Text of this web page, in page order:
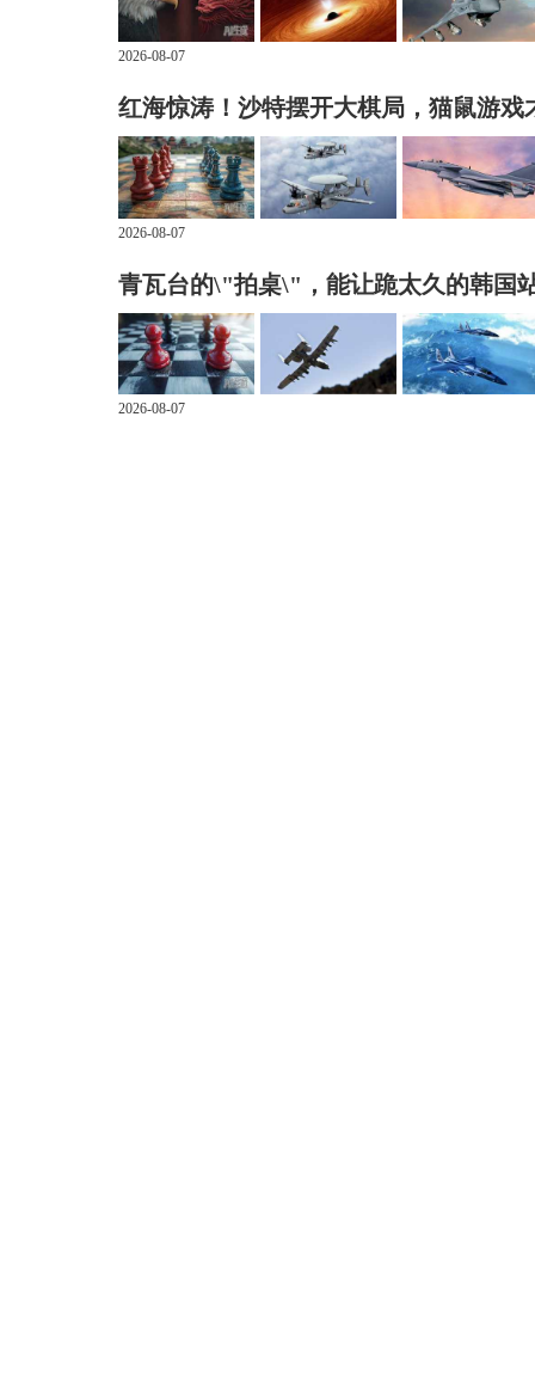
2026-08-07
红海惊涛！沙特摆开大棋局，猫鼠游戏
2026-08-07
青瓦台的\"拍桌\"，能让跪太久的韩国
2026-08-07